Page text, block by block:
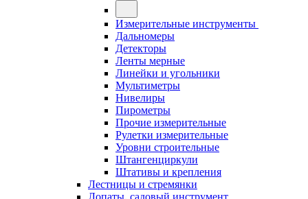
Измерительные инструменты
Дальномеры
Детекторы
Ленты мерные
Линейки и угольники
Мультиметры
Нивелиры
Пирометры
Прочие измерительные
Рулетки измерительные
Уровни строительные
Штангенциркули
Штативы и крепления
Лестницы и стремянки
Лопаты, садовый инструмент